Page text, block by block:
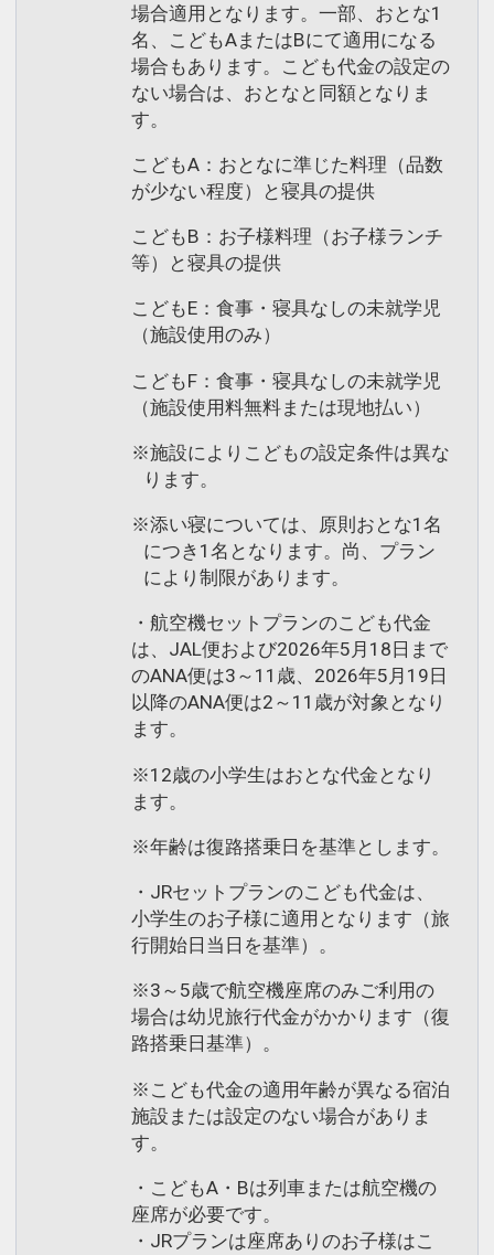
場合適用となります。一部、おとな1
名、こどもAまたはBにて適用になる
場合もあります。こども代金の設定の
ない場合は、おとなと同額となりま
す。
こどもA：おとなに準じた料理（品数
が少ない程度）と寝具の提供
こどもB：お子様料理（お子様ランチ
等）と寝具の提供
こどもE：食事・寝具なしの未就学児
（施設使用のみ）
こどもF：食事・寝具なしの未就学児
（施設使用料無料または現地払い）
※施設によりこどもの設定条件は異な
ります。
※添い寝については、原則おとな1名
につき1名となります。尚、プラン
により制限があります。
・航空機セットプランのこども代金
は、JAL便および2026年5月18日まで
のANA便は3～11歳、2026年5月19日
以降のANA便は2～11歳が対象となり
ます。
※12歳の小学生はおとな代金となり
ます。
※年齢は復路搭乗日を基準とします。
・JRセットプランのこども代金は、
小学生のお子様に適用となります（旅
行開始日当日を基準）。
※3～5歳で航空機座席のみご利用の
場合は幼児旅行代金がかかります（復
路搭乗日基準）。
※こども代金の適用年齢が異なる宿泊
施設または設定のない場合がありま
す。
・こどもA・Bは列車または航空機の
座席が必要です。
・JRプランは座席ありのお子様はこ